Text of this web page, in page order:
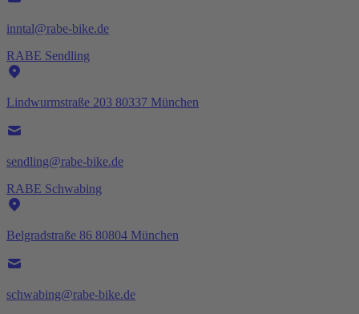
inntal@rabe-bike.de
RABE Sendling
Lindwurmstraße 203 80337 München
sendling@rabe-bike.de
RABE Schwabing
Belgradstraße 86 80804 München
schwabing@rabe-bike.de